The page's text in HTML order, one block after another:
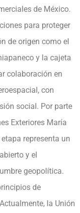
de México.
para proteger
de origen como el
y la cajeta
colaboración en
con
social. Por parte
Exteriores María
representa un
y el
geopolítica.
de
la Unión